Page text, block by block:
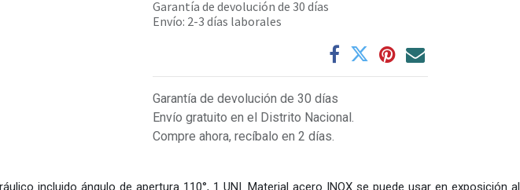
Garantía de devolución de 30 días
Envío: 2-3 días laborales
Garantía de devolución de 30 días
Envío gratuito en el Distrito Nacional.
Compre ahora, recíbalo en 2 días.